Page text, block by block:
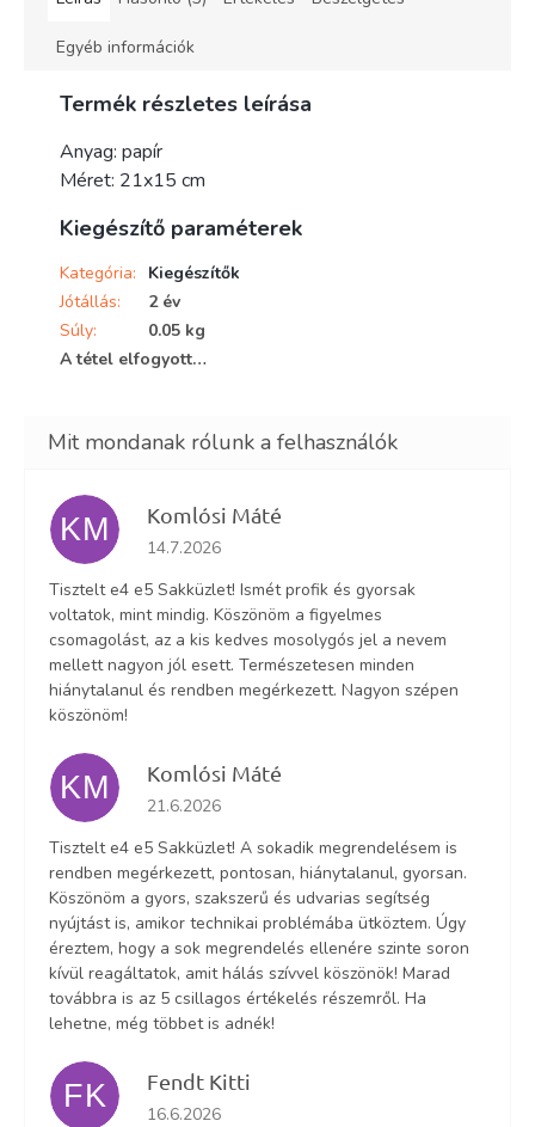
Egyéb információk
Termék részletes leírása
Anyag: papír
Méret: 21x15 cm
Kiegészítő paraméterek
Kategória:
Kiegészítők
Jótállás:
2 év
Súly:
0.05 kg
A tétel elfogyott…
KM Komlósi Máté
Az áruház értékelése 5-ből 5 csillag.
14.7.2026
Tisztelt e4 e5 Sakküzlet! Ismét profik és gyorsak
voltatok, mint mindig. Köszönöm a figyelmes
csomagolást, az a kis kedves mosolygós jel a nevem
mellett nagyon jól esett. Természetesen minden
hiánytalanul és rendben megérkezett. Nagyon szépen
köszönöm!
KM Komlósi Máté
Az áruház értékelése 5-ből 5 csillag.
21.6.2026
Tisztelt e4 e5 Sakküzlet! A sokadik megrendelésem is
rendben megérkezett, pontosan, hiánytalanul, gyorsan.
Köszönöm a gyors, szakszerű és udvarias segítség
nyújtást is, amikor technikai problémába ütköztem. Úgy
éreztem, hogy a sok megrendelés ellenére szinte soron
kívül reagáltatok, amit hálás szívvel köszönök! Marad
továbbra is az 5 csillagos értékelés részemről. Ha
lehetne, még többet is adnék!
FK Fendt Kitti
Az áruház értékelése 5-ből 5 csillag.
16.6.2026